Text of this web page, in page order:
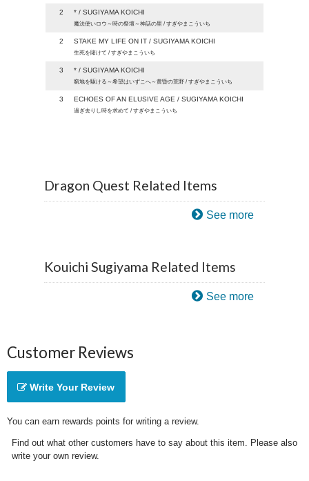
2 * / SUGIYAMA KOICHI
魔法使いロウ～時の祭壇～神話の里 / すぎやまこういち
2 STAKE MY LIFE ON IT / SUGIYAMA KOICHI
生死を賭けて / すぎやまこういち
3 * / SUGIYAMA KOICHI
窮地を駆ける～希望はいずこへ～黄昏の荒野 / すぎやまこういち
3 ECHOES OF AN ELUSIVE AGE / SUGIYAMA KOICHI
過ぎ去りし時を求めて / すぎやまこういち
Dragon Quest Related Items
See more
Kouichi Sugiyama Related Items
See more
Customer Reviews
Write Your Review
You can earn rewards points for writing a review.
Find out what other customers have to say about this item. Please also
write your own review.